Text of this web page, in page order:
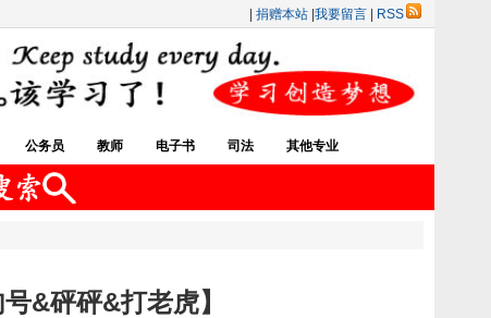
捐赠本站 我要留言 RSS
公务员 教师 电子书 司法 其他专业
&砰砰&打老虎】